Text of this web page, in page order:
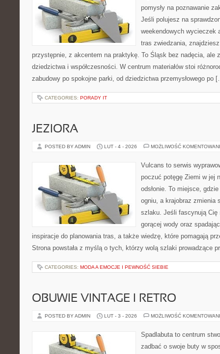
pomysły na poznawanie
Jeśli polujesz na
weekendowych wycieczek
tras zwiedzania,
przystępnie, z akcentem na praktykę. To Śląsk bez nadęcia, ale
dziedzictwa i współczesności. W centrum materiałów stoi
zabudowy po spokojne parki, od dziedzictwa przemysłowego po
CATEGORIES: PORADY IT
JEZIORA
POSTED BY ADMIN LUT - 4 - 2026 MOŻLIWOŚĆ
Vulcans to serwis
poczuć potęgę Ziemi w jej
odsłonie. To miejsce,
ogniu, a krajobraz zmienia
szlaku. Jeśli fascynują
gorącej wody oraz
inspiracje do planowania tras, a także wiedzę, które pomagają
Strona powstała z myślą o tych, którzy wolą szlaki prowadzące
CATEGORIES: MODA A EMOCJE I PEWNOŚĆ SIEBIE
OBUWIE VINTAGE I RETRO
POSTED BY ADMIN LUT - 3 - 2026 MOŻLIWOŚĆ
Spadlabuta to centrum
zadbać o swoje buty w